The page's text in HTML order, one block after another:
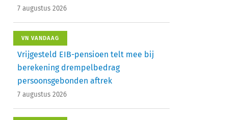
7 augustus 2026
VN VANDAAG
Vrijgesteld EIB-pensioen telt mee bij
berekening drempelbedrag
persoonsgebonden aftrek
7 augustus 2026